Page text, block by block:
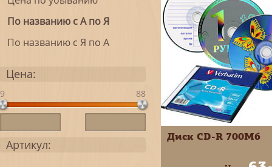
По названию с А по Я
По названию с Я по А
Цена:
9 88
Артикул:
Диск CD-R 700Мб